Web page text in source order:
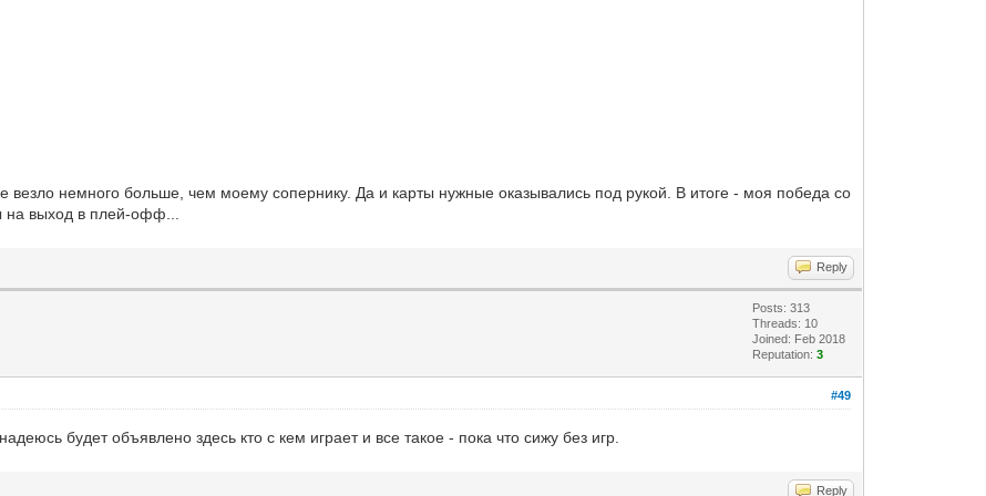
везло немного больше, чем моему сопернику. Да и карты нужные оказывались под рукой. В итоге - моя победа со
на выход в плей-офф...
Reply
Posts: 313
Threads: 10
Joined: Feb 2018
Reputation:3
#49
будет объявлено здесь кто с кем играет и все такое - пока что сижу без игр.
Reply